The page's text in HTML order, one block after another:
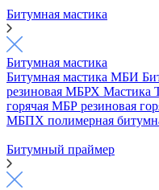
Битумная мастика
Битумная мастика
Битумная мастика МБИ
резиновая МБРХ Мастика
горячая МБР резиновая
МБПХ полимерная
Битумный праймер